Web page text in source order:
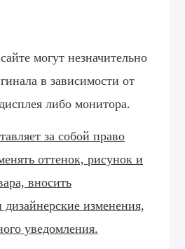
могут незначительно
в зависимости от
либо монитора.
за собой право
оттенок, рисунок и
вносить
изменения,
уведомления.